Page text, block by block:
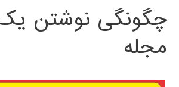
چگونگی نوشتن یک
مجله